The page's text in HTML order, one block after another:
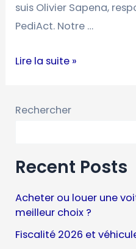
suis Olivier Sapena,
PediAct. Notre …
Lire la suite »
Rechercher
Recent Posts
Acheter ou louer une
meilleur choix ?
Fiscalité 2026 et